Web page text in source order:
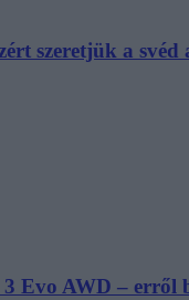
szeretjük a svéd
Evo AWD – erről